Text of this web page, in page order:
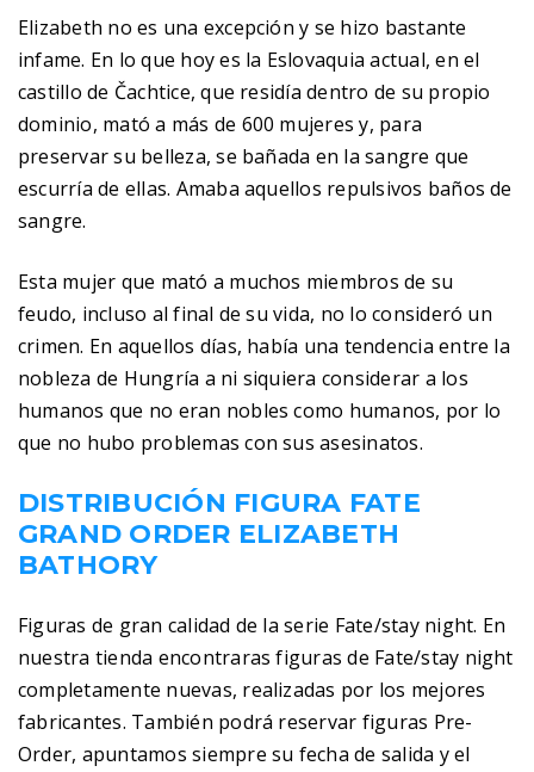
Elizabeth no es una excepción y se hizo bastante
infame. En lo que hoy es la Eslovaquia actual, en el
castillo de Čachtice, que residía dentro de su propio
dominio, mató a más de 600 mujeres y, para
preservar su belleza, se bañada en la sangre que
escurría de ellas. Amaba aquellos repulsivos baños de
sangre.
Esta mujer que mató a muchos miembros de su
feudo, incluso al final de su vida, no lo consideró un
crimen. En aquellos días, había una tendencia entre la
nobleza de Hungría a ni siquiera considerar a los
humanos que no eran nobles como humanos, por lo
que no hubo problemas con sus asesinatos.
DISTRIBUCIÓN FIGURA FATE
GRAND ORDER ELIZABETH
BATHORY
Figuras de gran calidad de la serie Fate/stay night. En
nuestra tienda encontraras figuras de Fate/stay night
completamente nuevas, realizadas por los mejores
fabricantes. También podrá reservar figuras Pre-
Order, apuntamos siempre su fecha de salida y el